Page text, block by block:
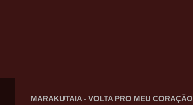
MARAKUTAIA - VOLTA PRO MEU CORAÇÃO